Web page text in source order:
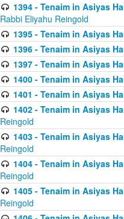
1394 - Tenaim in Asiyas
Rabbi Eliyahu Reingold
1395 - Tenaim in Asiyas
1396 - Tenaim in Asiyas
1397 - Tenaim in Asiyas
1400 - Tenaim in Asiyas
1401 - Tenaim in Asiyas
1402 - Tenaim in Asiyas
Reingold
1403 - Tenaim in Asiyas
Reingold
1404 - Tenaim in Asiyas
Reingold
1405 - Tenaim in Asiyas
Reingold